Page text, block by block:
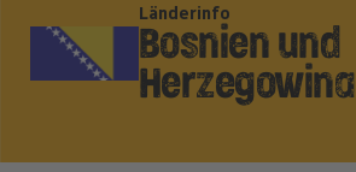
Länderinfo
Bosnien und
Herzegowina